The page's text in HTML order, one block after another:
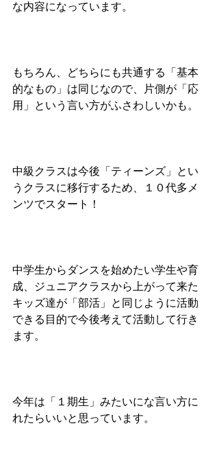
な内容になっています。
もちろん、どちらにも共通する「基本
的なもの」は同じなので、片側が「応
用」という言い方がふさわしいかも。
中級クラスは今後「ティーンズ」とい
うクラスに移行するため、１０代多メ
ンツでスタート！
中学生からダンスを始めたい学生や育
成、ジュニアクラスから上がって来た
キッズ達が「部活」と同じように活動
できる目的で今後考えて活動して行き
ます。
今年は「１期生」みたいにな言い方に
れたらいいと思っています。